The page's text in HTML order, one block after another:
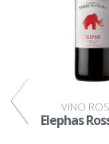
VINO
Elephas